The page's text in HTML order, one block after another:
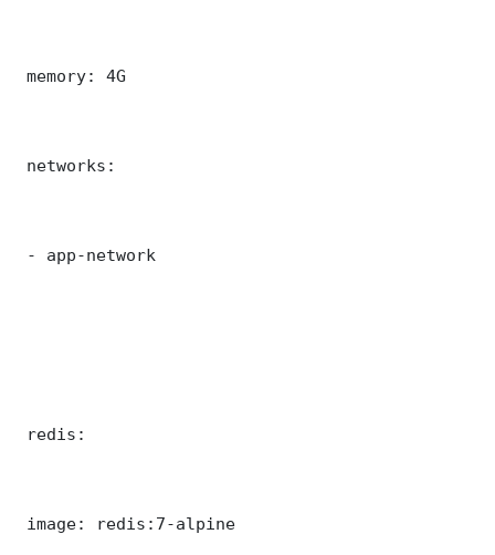
memory: 4G
networks:
- app-network
redis:
image: redis:7-alpine